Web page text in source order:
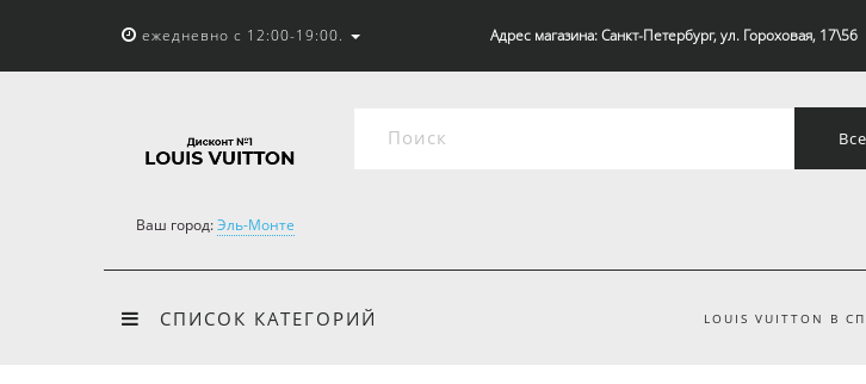
ежедневно с 12:00-19:00. Адрес магазина: Санкт-Петербург, ул. Гороховая, 17\56
Ваш город:Эль-Монте
СПИСОК КАТЕГОРИЙ LOUIS VUITTON В